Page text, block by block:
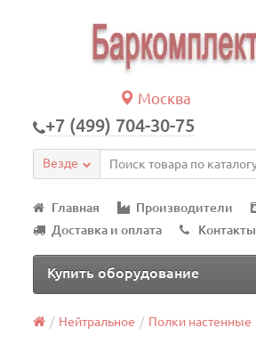
Москва
+7 (499) 704-30-75
Везде
Главная Производители
Доставка и оплата
Контакты
Купить оборудование
Нейтральное Полки настенные